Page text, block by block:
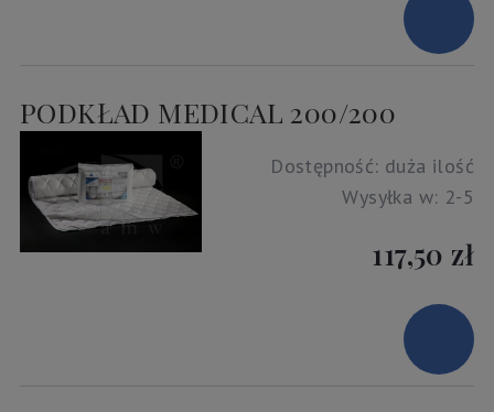
PODKŁAD MEDICAL 200/200
Dostępność: duża ilość
Wysyłka w: 2-5
117,50 zł